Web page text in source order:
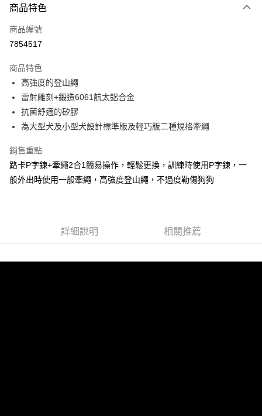
LINE Pay
Apple Pay
悠遊付
ATM付款
運送方式
7-11取貨付款
每筆NT$100，滿NT$899(含以上)免運費
商品特色
商品編號
7854517
商品特色
高強度的登山繩
雷射雕刻+鍛造6061航太鋁合金
抗菌舒適的矽膠
為大型犬及小型犬設計標準版及輕巧版二種規格牽繩
銷售重點
路卡P字鍊+牽繩2合1簡易操作，輕鬆更換，訓練時使用P字鍊，一
般外出時使用一般牽繩，高強度登山繩，不過度勒傷狗狗
詳細說明 相關推薦